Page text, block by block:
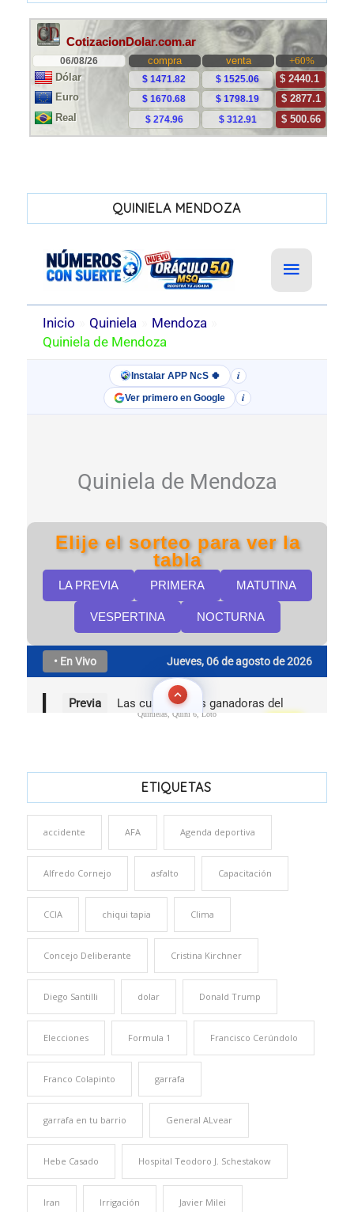
QUINIELA MENDOZA
Quinielas, Quini 6, Loto
ETIQUETAS
accidente AFA Agenda deportiva
Alfredo Cornejo asfalto Capacitación
CCIA chiqui tapia Clima
Concejo Deliberante Cristina Kirchner
Diego Santilli dolar Donald Trump
Elecciones Formula 1 Francisco Cerúndolo
Franco Colapinto garrafa
garrafa en tu barrio General ALvear
Hebe Casado Hospital Teodoro J. Schestakow
Iran Irrigación Javier Milei